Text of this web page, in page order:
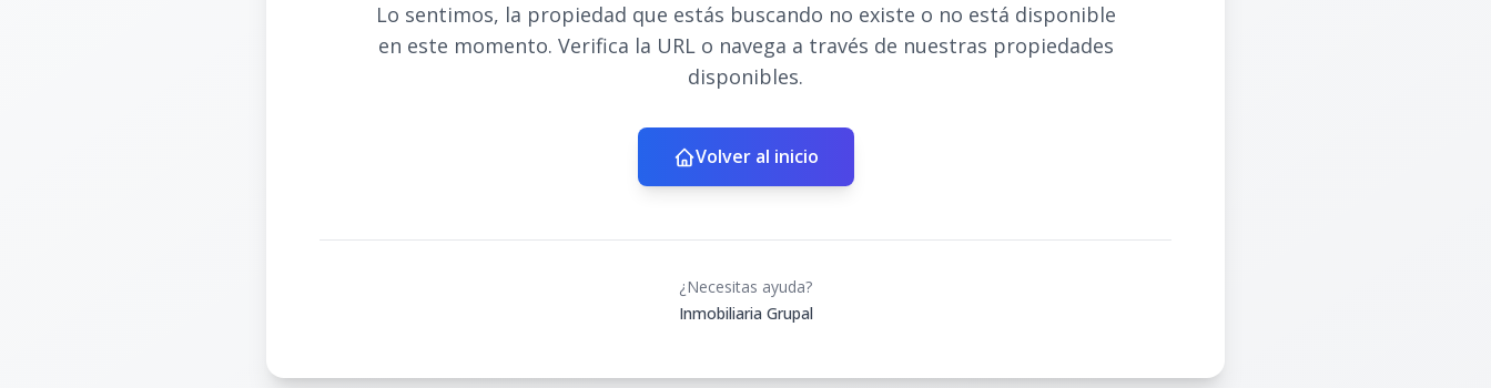
Lo sentimos, la propiedad que estás buscando no existe o no está disponible
en este momento. Verifica la URL o navega a través de nuestras propiedades
disponibles.
Volver al inicio
¿Necesitas ayuda?
Inmobiliaria Grupal